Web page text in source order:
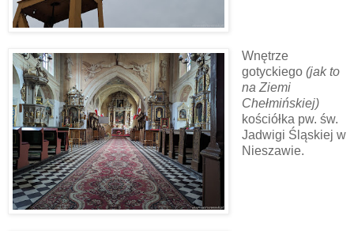
Wnętrze
gotyckiego(jak to
na Ziemi
Chełmińskiej)
kościółka pw. św.
Jadwigi Śląskiej w
Nieszawie.